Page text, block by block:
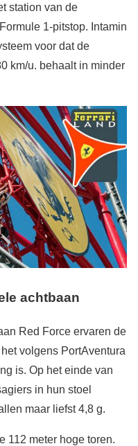
station van de
1-pitstop. Intamin
voor dat de
km/u. behaalt in minder
achtbaan
Red Force ervaren de
volgens PortAventura
is. Op het einde van
in hun stoel
maar liefst 4,8 g.
112 meter hoge toren.